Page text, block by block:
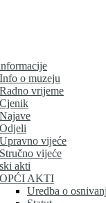
Info o muzeju
Radno vrijeme
Cjenik
Najave
Odjeli
Upravno vijeće
Stručno vijeće
akti
OPĆI AKTI
Uredba o